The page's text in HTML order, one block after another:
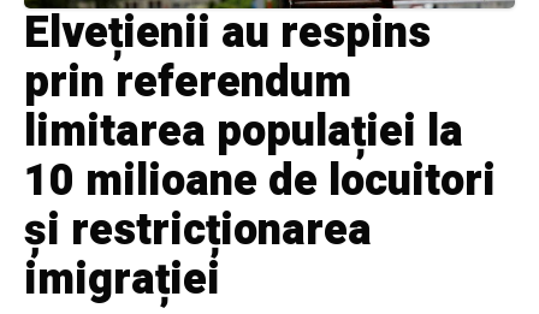
Elvețienii au respins
prin referendum
limitarea populației la
10 milioane de locuitori
și restricționarea
imigrației